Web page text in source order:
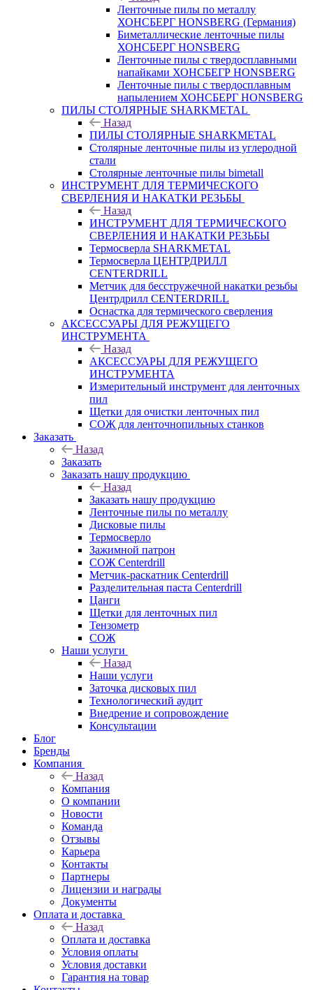
Ленточные пилы по металлу
ХОНСБЕРГ HONSBERG (Германия)
Биметаллические ленточные пилы
ХОНСБЕРГ HONSBERG
Ленточные пилы с твердосплавными
напайками ХОНСБЕГР HONSBERG
Ленточные пилы с твердосплавным
напылением ХОНСБЕРГ HONSBERG
ПИЛЫ СТОЛЯРНЫЕ SHARKMETAL
Назад
ПИЛЫ СТОЛЯРНЫЕ SHARKMETAL
Столярные ленточные пилы из углеродной
стали
Столярные ленточные пилы bimetall
ИНСТРУМЕНТ ДЛЯ ТЕРМИЧЕСКОГО
СВЕРЛЕНИЯ И НАКАТКИ РЕЗЬБЫ
Назад
ИНСТРУМЕНТ ДЛЯ ТЕРМИЧЕСКОГО
СВЕРЛЕНИЯ И НАКАТКИ РЕЗЬБЫ
Термосверла SHARKMETAL
Термосверла ЦЕНТРДРИЛЛ
CENTERDRILL
Метчик для бесстружечной накатки резьбы
Центрдрилл CENTERDRILL
Оснастка для термического сверления
АКСЕССУАРЫ ДЛЯ РЕЖУЩЕГО
ИНСТРУМЕНТА
Назад
АКСЕССУАРЫ ДЛЯ РЕЖУЩЕГО
ИНСТРУМЕНТА
Измерительный инструмент для ленточных
пил
Щетки для очистки ленточных пил
СОЖ для ленточнопильных станков
Заказать
Назад
Заказать
Заказать нашу продукцию
Назад
Заказать нашу продукцию
Ленточные пилы по металлу
Дисковые пилы
Термосверло
Зажимной патрон
СОЖ Centerdrill
Метчик-раскатник Centerdrill
Разделительная паста Centerdrill
Цанги
Щетки для ленточных пил
Тензометр
СОЖ
Наши услуги
Назад
Наши услуги
Заточка дисковых пил
Технологический аудит
Внедрение и сопровождение
Консультации
Блог
Бренды
Компания
Назад
Компания
О компании
Новости
Команда
Отзывы
Карьера
Контакты
Партнеры
Лицензии и награды
Документы
Оплата и доставка
Назад
Оплата и доставка
Условия оплаты
Условия доставки
Гарантия на товар